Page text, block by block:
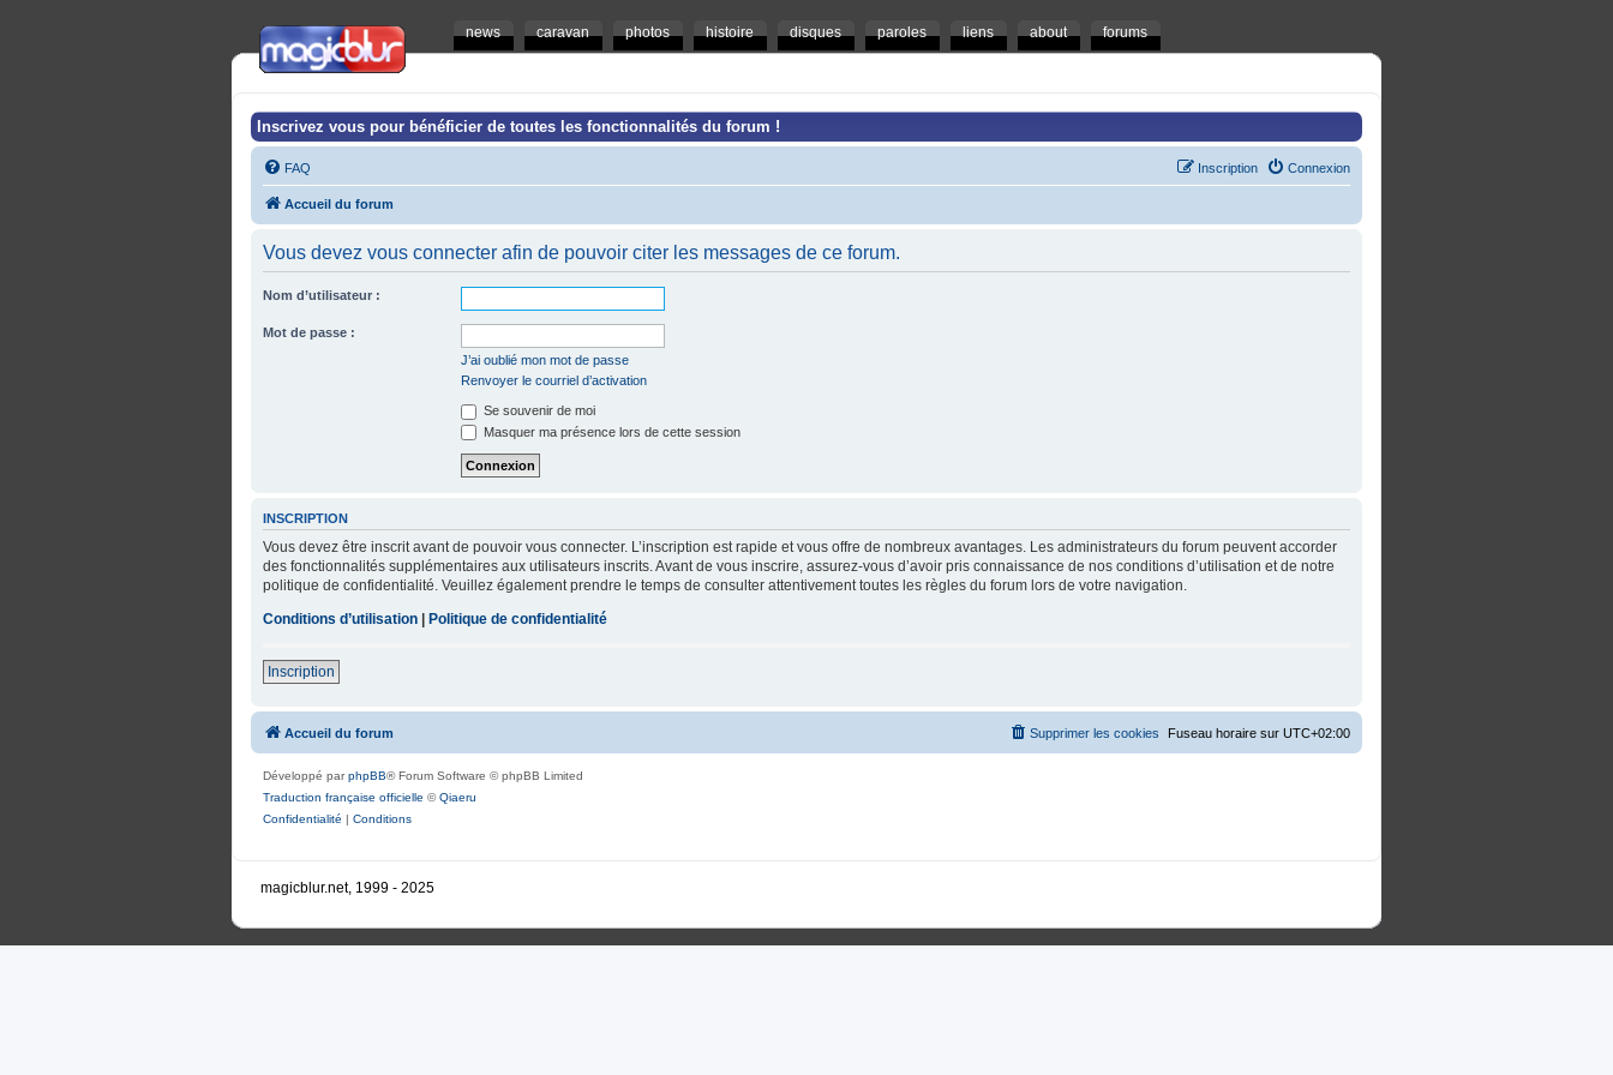
news caravan photos histoire disques paroles liens about forums
Inscrivez vous pour bénéficier de toutes les fonctionnalités du forum !
FAQ Connexion
Inscription
Accueil du forum
Vous devez vous connecter afin de pouvoir citer les messages de ce forum.
Nom d’utilisateur :
Mot de passe :
J’ai oublié mon mot de passe
Renvoyer le courriel d’activation
Se souvenir de moi
Masquer ma présence lors de cette session
INSCRIPTION
Vous devez être inscrit avant de pouvoir vous connecter. L’inscription est rapide et vous offre de nombreux avantages. Les administrateurs du forum peuvent accorder
des fonctionnalités supplémentaires aux utilisateurs inscrits. Avant de vous inscrire, assurez-vous d’avoir pris connaissance de nos conditions d’utilisation et de notre
politique de confidentialité. Veuillez également prendre le temps de consulter attentivement toutes les règles du forum lors de votre navigation.
Conditions d’utilisation | Politique de confidentialité
Inscription
Accueil du forum Fuseau horaire sur UTC+02:00
Supprimer les cookies
Développé parphpBB® Forum Software © phpBB Limited
Traduction française officielle ©Qiaeru
Confidentialité | Conditions
magicblur.net, 1999 - 2025